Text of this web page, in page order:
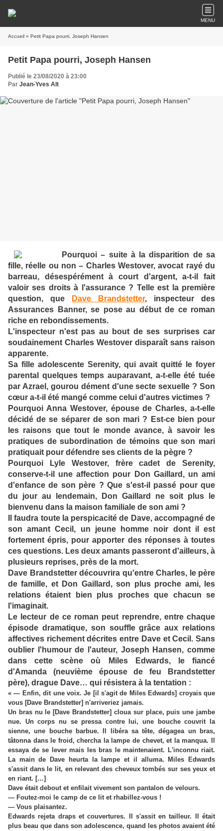
MENU
Accueil » Petit Papa pourri, Joseph Hansen
Petit Papa pourri, Joseph Hansen
Publié le 23/08/2020 à 23:00
Par Jean-Yves Alt
Pourquoi – suite à la disparition de sa
fille, réelle ou non – Charles Westover, avocat rayé du
barreau, désespérément à court d'argent, a-t-il fait
valoir ses droits à l'assurance ? Telle est la première
question, que
Dave Brandstetter, inspecteur des
Assurances Banner, se pose au début de ce roman
riche en rebondissements.
L'inspecteur n'est pas au bout de ses surprises car
soudainement Charles Westover disparaît sans raison
apparente.
Sa fille adolescente Serenity, qui avait quitté le foyer
parental quelques temps auparavant, a-t-elle été tuée
par Azrael, gourou dément d'une secte sexuelle ? Son
cœur a-t-il été mangé comme celui d'autres victimes ?
Pourquoi Anna Westover, épouse de Charles, a-t-elle
décidé de se séparer de son mari ? Est-ce bien pour
les raisons que tout le monde avance, à savoir les
pratiques de subordination de témoins que son mari
pratiquait pour défendre ses clients de la pègre ?
Pourquoi Lyle Westover, frère cadet de Serenity,
conserve-t-il une affection pour Don Gaillard, un ami
d'enfance de son père ? Que s'est-il passé pour que
du jour au lendemain, Don Gaillard ne soit plus le
bienvenu dans la maison familiale de son ami ?
Il faudra toute la perspicacité de Dave, accompagné de
son amant Cecil, un jeune homme noir dont il est
fortement épris, pour apporter des réponses à toutes
ces questions. Les deux amants passeront d'ailleurs, à
plusieurs reprises, près de la mort.
Dave Brandstetter découvrira qu'entre Charles, le père
de famille, et Don Gaillard, son plus proche ami, les
relations étaient bien plus proches que chacun se
l'imaginait.
Le lecteur de ce roman peut reprendre, entre chaque
épisode dramatique, son souffle grâce aux relations
affectives richement décrites entre Dave et Cecil. Sans
oublier l'humour de l'auteur, Joseph Hansen, comme
dans cette scène où Miles Edwards, le fiancé
d'Amanda (neuvième épouse de feu Brandstetter
père), drague Dave… qui résistera à la tentation :
« — Enfin, dit une voix. Je [il s'agit de Miles Edwards] croyais que
vous [Dave Brandstetter] n'arriveriez jamais.
Un bras nu le [Dave Brandstetter] cloua sur place, puis une jambe
nue. Un corps nu se pressa contre lui, une bouche couvrit la
sienne, une bouche barbue. Il libéra sa tête, dégagea un bras,
tâtonna dans le froid, chercha la lampe de chevet, et la manqua. Il
essaya de se lever mais les bras le maintenaient. L'inconnu riait.
La main de Dave heurta la lampe et il alluma. Miles Edwards
s'assit dans le lit, en relevant des cheveux tombés sur ses yeux et
en riant. […]
Dave était debout et enfilait vivement son pantalon de velours.
— Foutez-moi le camp de ce lit et rhabillez-vous !
— Vous plaisantez.
Edwards rejeta draps et couvertures. Il s'assit en tailleur. Il était
plus beau que dans son adolescence, quand les photos avaient été